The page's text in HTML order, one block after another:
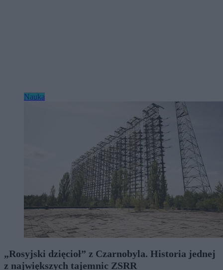
Nauka
„Rosyjski dzięcioł” z Czarnobyla. Historia jednej
z największych tajemnic ZSRR